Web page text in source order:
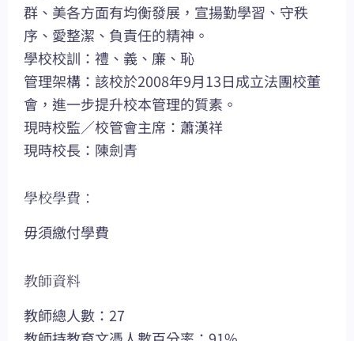
群、美各方面有均衡發展，宣揚勤學習、守秩
序、愛整潔、負責任的精神。
學校校訓：禮、義、廉、恥
管理架構：該校於2008年9月13日成立法團校董
會，進一步提升校本管理的質素。
現時校監／校管會主席：蕭漢祥
現時校長：陳劍青
學校學費：
毋須繳付學費
教師資料
教師總人數：27